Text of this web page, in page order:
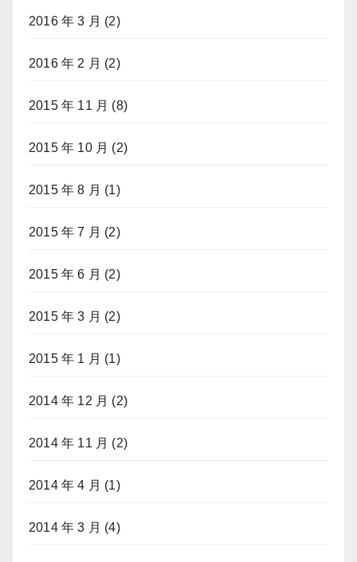
2016 年 3 月 (2)
2016 年 2 月 (2)
2015 年 11 月 (8)
2015 年 10 月 (2)
2015 年 8 月 (1)
2015 年 7 月 (2)
2015 年 6 月 (2)
2015 年 3 月 (2)
2015 年 1 月 (1)
2014 年 12 月 (2)
2014 年 11 月 (2)
2014 年 4 月 (1)
2014 年 3 月 (4)